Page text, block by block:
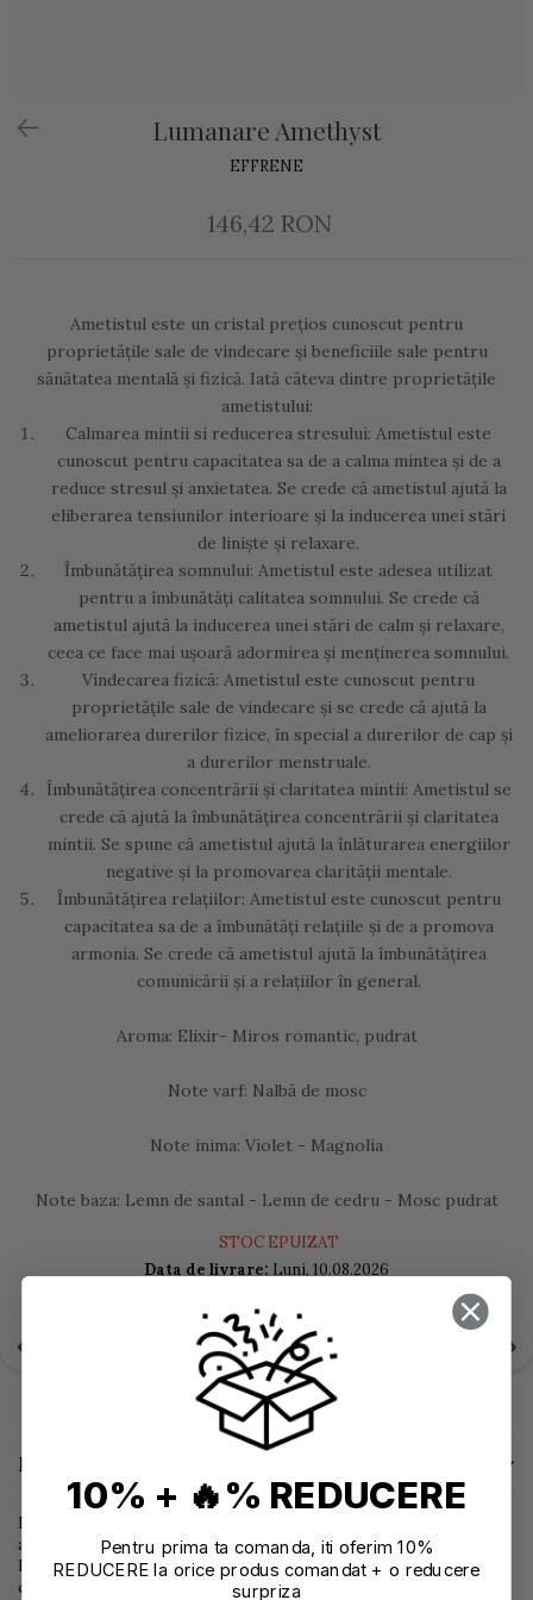
Lumanare Amethyst
EFFRENE
146,42 RON
Ametistul este un cristal prețios cunoscut pentru
proprietățile sale de vindecare și beneficiile sale pentru
sănătatea mentală și fizică. Iată câteva dintre proprietățile
ametistului:
Calmarea mintii si reducerea stresului: Ametistul este
cunoscut pentru capacitatea sa de a calma mintea și de a
reduce stresul și anxietatea. Se crede că ametistul ajută la
eliberarea tensiunilor interioare și la inducerea unei stări
de liniște și relaxare.
Îmbunătățirea somnului: Ametistul este adesea utilizat
pentru a îmbunătăți calitatea somnului. Se crede că
ametistul ajută la inducerea unei stări de calm și relaxare,
ceea ce face mai ușoară adormirea și menținerea somnului.
Vindecarea fizică: Ametistul este cunoscut pentru
proprietățile sale de vindecare și se crede că ajută la
ameliorarea durerilor fizice, în special a durerilor de cap și
a durerilor menstruale.
Îmbunătățirea concentrării și claritatea mintii: Ametistul se
crede că ajută la îmbunătățirea concentrării și claritatea
mintii. Se spune că ametistul ajută la înlăturarea energiilor
negative și la promovarea clarității mentale.
Îmbunătățirea relațiilor: Ametistul este cunoscut pentru
capacitatea sa de a îmbunătăți relațiile și de a promova
armonia. Se crede că ametistul ajută la îmbunătățirea
comunicării și a relațiilor în general.
Aroma: Elixir- Miros romantic, pudrat
Note varf: Nalbă de mosc
Note inima: Violet - Magnolia
Note baza: Lemn de santal - Lemn de cedru - Mosc pudrat
STOC EPUIZAT
Data de livrare: Luni, 10.08.2026
Cod Produs:
Ai nevoie de ajutor? +40 752 080110
Adauga la Favorite Cere informatii
Descriere
Lumânare parfumată imbogățită cu cristale de ametist -
achizitia perfectă pentru casa sau spațiul tau de lucru!
Lumânarea noastră este turnată manual din ceară de nucă de
cocos și soia și îmbogățită cu energia puternică a cristalelor
10% + 🔥% REDUCERE
Pentru prima ta comanda, iti oferim 10%
REDUCERE la orice produs comandat + o reducere
surpriza